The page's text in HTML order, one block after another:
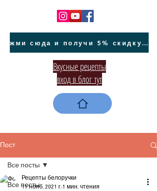
жми сюда и получи 5% скидку на покупку авто на Кипре и автообслуживание
Вкусные рецепты
вход в блог тут
Пост
Все посты
Все посты
Рецепты белоручки
11 нояб. 2021 г. 1 мин. чтения